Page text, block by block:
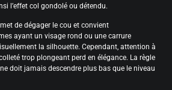
l’effet col gondolé ou détendu.
de dégager le cou et convient
ayant un visage rond ou une carrure
la silhouette. Cependant, attention à
trop plongeant perd en élégance. La règle
doit jamais descendre plus bas que le niveau